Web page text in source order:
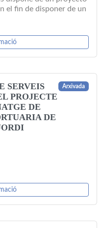
el fin de disponer de un
SERVEIS
PROJECTE
DE
DE
Arxivada